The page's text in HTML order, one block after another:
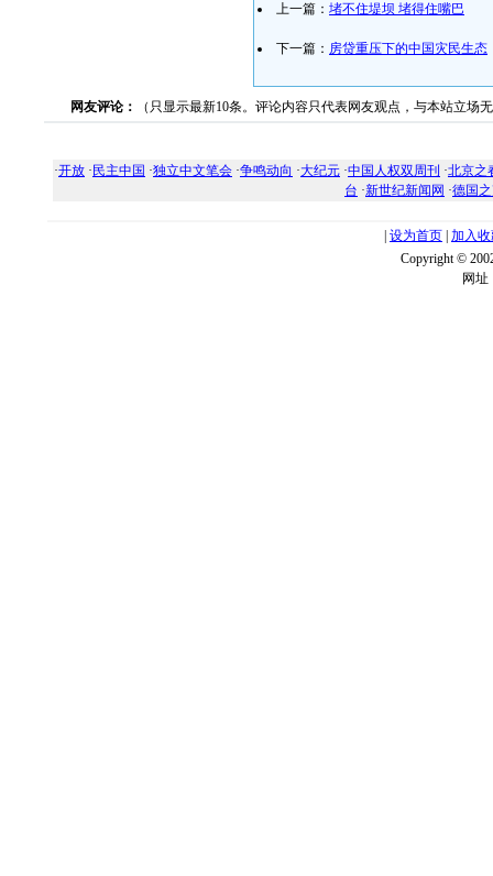
上一篇： 堵不住堤坝 堵得住嘴巴
下一篇： 房贷重压下的中国灾民生态
网友评论： （只显示最新10条。评论内容只代表网友观点，与本站立场
·开放 · 民主中国 ·独立中文笔会 ·争鸣动向 ·大纪元 ·中国人权双周刊 ·北京之
台 ·新世纪新闻网 ·德国
设为首页 加入
Copyright ©
网址